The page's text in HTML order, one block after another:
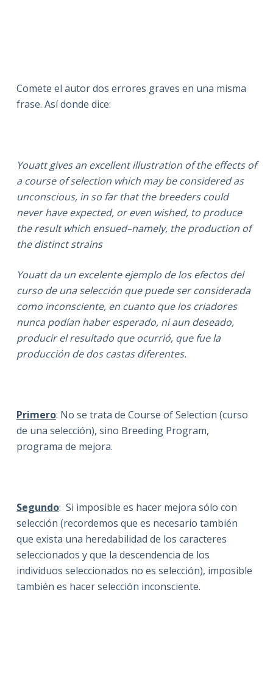
Comete el autor dos errores graves en una misma
frase. Así donde dice:
Youatt gives an excellent illustration of the effects of
a course of selection which may be considered as
unconscious, in so far that the breeders could
never have expected, or even wished, to produce
the result which ensued–namely, the production of
the distinct strains
Youatt da un excelente ejemplo de los efectos del
curso de una selección que puede ser considerada
como inconsciente, en cuanto que los criadores
nunca podían haber esperado, ni aun deseado,
producir el resultado que ocurrió, que fue la
producción de dos castas diferentes.
Primero: No se trata de Course of Selection (curso
de una selección), sino Breeding Program,
programa de mejora.
Segundo: Si imposible es hacer mejora sólo con
selección (recordemos que es necesario también
que exista una heredabilidad de los caracteres
seleccionados y que la descendencia de los
individuos seleccionados no es selección), imposible
también es hacer selección inconsciente.